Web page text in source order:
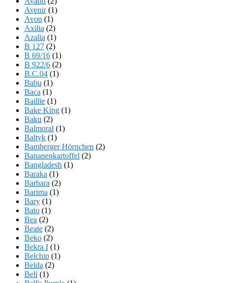
Avenir(1)
Avon (1)
Axilia (2)
Azalia (1)
B 127 (2)
B 69/16 (1)
B 922/6 (2)
B.C.04 (1)
Babu (1)
Baca (1)
Baillie (1)
Bake King (1)
Baku (2)
Balmoral (1)
Baltyk (1)
Bamberger Hörnchen (2)
Bananenkartoffel (2)
Bangladesh (1)
Baraka (1)
Barbara (2)
Barima (1)
Bary (1)
Bato (1)
Bea (2)
Beate (2)
Beko (2)
Bekra I (1)
Belchip (1)
Belda (2)
Beli (1)